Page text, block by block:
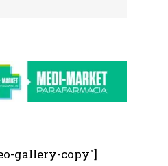
gallery-copy"]